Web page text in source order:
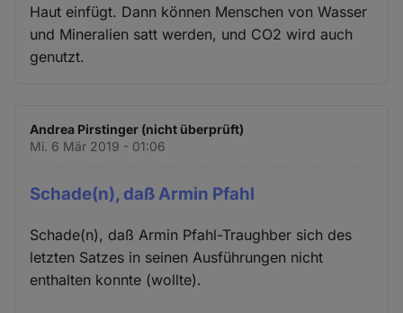
Haut einfügt. Dann können Menschen von Wasser
und Mineralien satt werden, und CO2 wird auch
genutzt.
Andrea Pirstinger (nicht überprüft)
Mi. 6 Mär 2019 - 01:06
Schade(n), daß Armin Pfahl
Schade(n), daß Armin Pfahl-Traughber sich des
letzten Satzes in seinen Ausführungen nicht
enthalten konnte (wollte).